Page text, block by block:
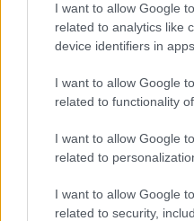
I want to allow Google
related to analytics like
device identifiers in apps.
I want to allow Google
related to functionality
I want to allow Google
related to
I want to allow Google
related to security,
El petróleo Brent cae un
primas